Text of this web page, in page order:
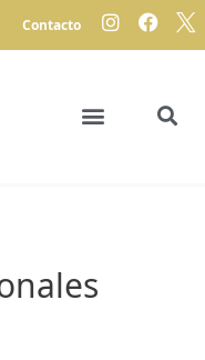
Contacto